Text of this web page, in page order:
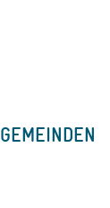
GEMEINDEN